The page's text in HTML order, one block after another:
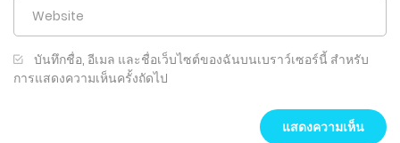
บันทึกชื่อ, อีเมล และชื่อเว็บไซต์ของฉันบนเบราว์เซอร์นี้ สำหรับ
การแสดงความเห็นครั้งถัดไป